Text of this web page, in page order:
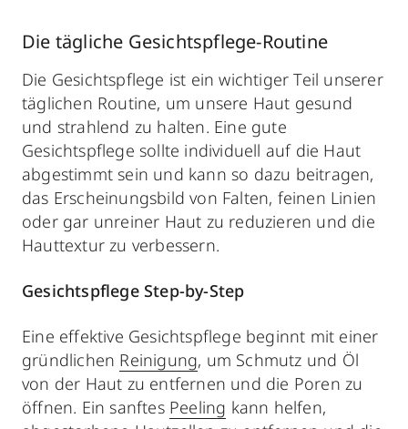
Die tägliche Gesichtspflege-Routine
Die Gesichtspflege ist ein wichtiger Teil unserer
täglichen Routine, um unsere Haut gesund
und strahlend zu halten. Eine gute
Gesichtspflege sollte individuell auf die Haut
abgestimmt sein und kann so dazu beitragen,
das Erscheinungsbild von Falten, feinen Linien
oder gar unreiner Haut zu reduzieren und die
Hauttextur zu verbessern.
Gesichtspflege Step-by-Step
Eine effektive Gesichtspflege beginnt mit einer
gründlichen Reinigung, um Schmutz und Öl
von der Haut zu entfernen und die Poren zu
öffnen. Ein sanftes Peeling kann helfen,